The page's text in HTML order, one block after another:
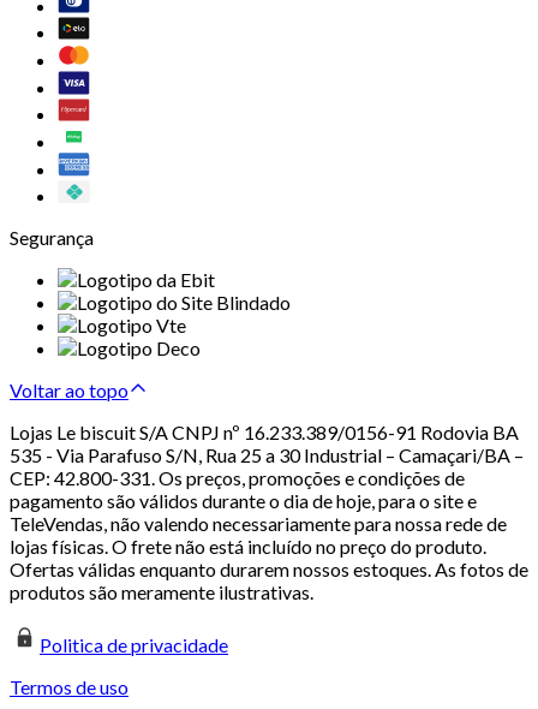
Segurança
Voltar ao topo
Lojas Le biscuit S/A CNPJ nº 16.233.389/0156-91 Rodovia BA
535 - Via Parafuso S/N, Rua 25 a 30 Industrial – Camaçari/BA –
CEP: 42.800-331. Os preços, promoções e condições de
pagamento são válidos durante o dia de hoje, para o site e
TeleVendas, não valendo necessariamente para nossa rede de
lojas físicas. O frete não está incluído no preço do produto.
Ofertas válidas enquanto durarem nossos estoques. As fotos de
produtos são meramente ilustrativas.
Politica de privacidade
Termos de uso